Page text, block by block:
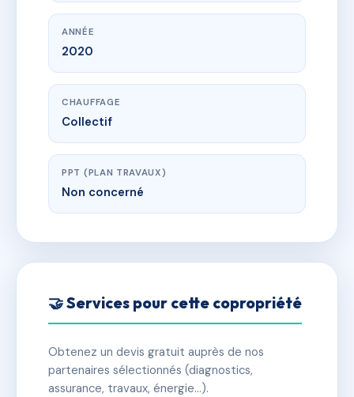
ANNÉE
2020
CHAUFFAGE
Collectif
PPT (PLAN TRAVAUX)
Non concerné
🤝 Services pour cette copropriété
Obtenez un devis gratuit auprès de nos
partenaires sélectionnés (diagnostics,
assurance, travaux, énergie…).